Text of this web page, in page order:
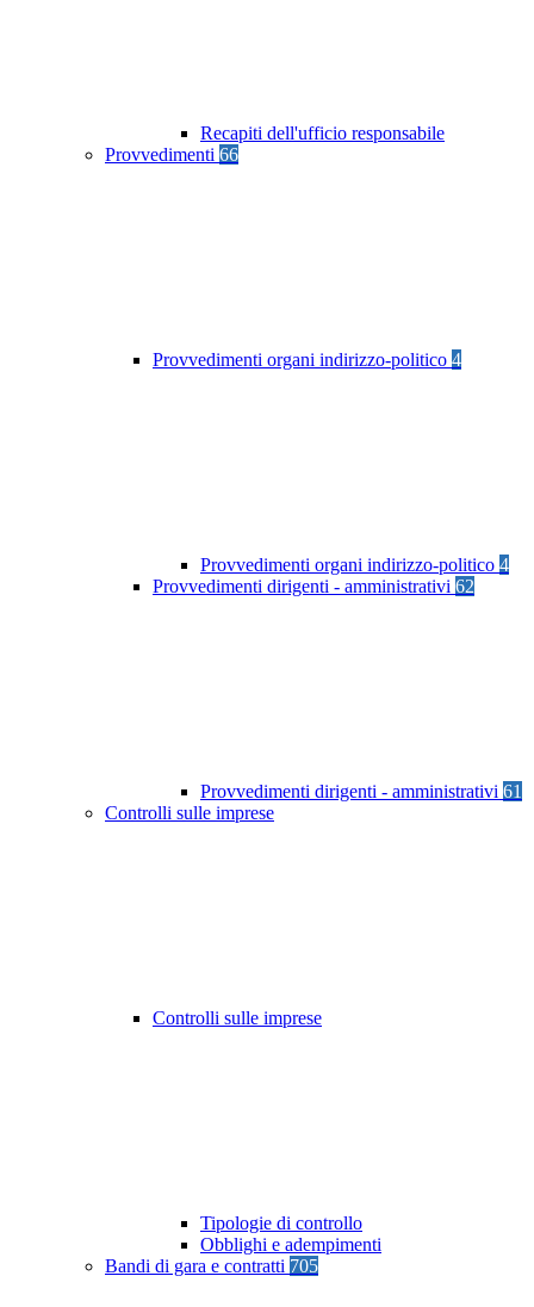
Recapiti dell'ufficio responsabile
Provvedimenti 66
Provvedimenti organi indirizzo-politico 4
Provvedimenti organi indirizzo-politico 4
Provvedimenti dirigenti - amministrativi 62
Provvedimenti dirigenti - amministrativi 61
Controlli sulle imprese
Controlli sulle imprese
Tipologie di controllo
Obblighi e adempimenti
Bandi di gara e contratti 705